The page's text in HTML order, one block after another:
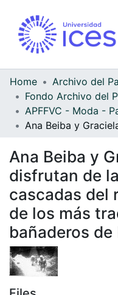
Home
Ana Beiba y
disfrutan de
cascadas del
de los más
bañaderos de